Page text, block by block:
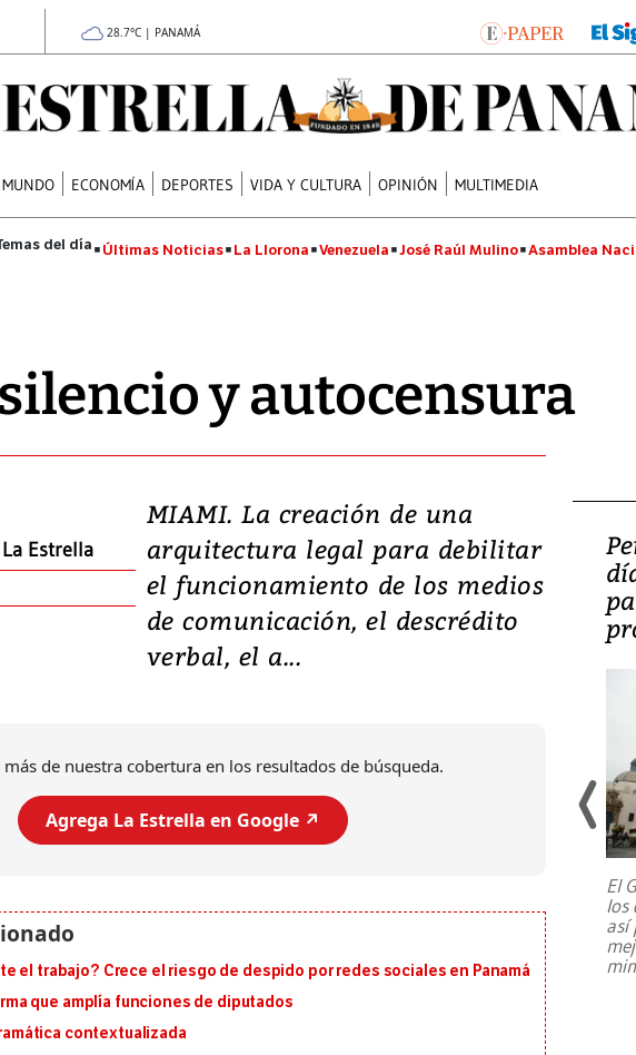
28.7°C | PANAMÁ
MUNDO ECONOMÍA DEPORTES VIDA Y CULTURA OPINIÓN MULTIMEDIA
Últimas Noticias La Llorona Venezuela José Raúl Mulino Asamblea
silencio y autocensura
Estrella
MIAMI. La creación de una
arquitectura legal para debilitar
el funcionamiento de los medios
de comunicación, el descrédito
verbal, el a...
más de nuestra cobertura en los resultados de búsqueda.
Agrega La Estrella en Google ↗️
el trabajo? Crece el riesgo de despido por redes sociales en Panamá
que amplía funciones de diputados
contextualizada
Video: Lula lanza su
candidatura con
promesas de inversión
en defensa, educación y
tierras raras
Entre recuerdos y escuetas
da Silva, oficializó este domingo su
candidatura
El
los
así